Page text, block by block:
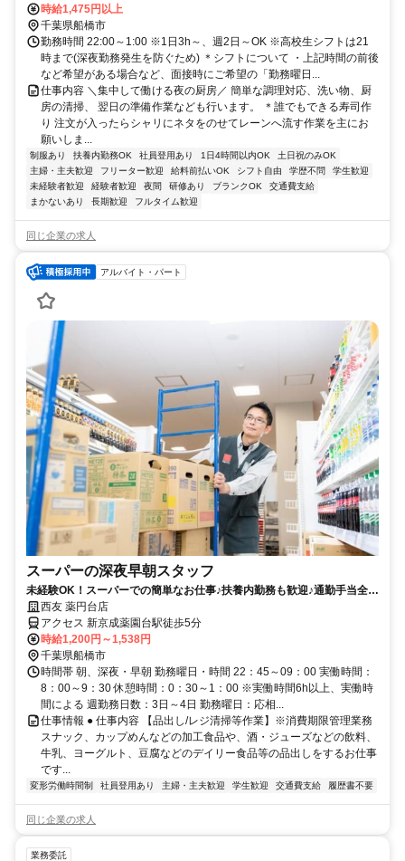
時給1,475円以上
千葉県船橋市
勤務時間 22:00～1:00 ※1日3h～、週2日～OK ※高校生シフトは21
時まで(深夜勤務発生を防ぐため) ＊シフトについて ・上記時間の前後
など希望がある場合など、面接時にご希望の「勤務曜日...
仕事内容 ＼集中して働ける夜の厨房／ 簡単な調理対応、洗い物、厨
房の清掃、 翌日の準備作業なども行います。 ＊誰でもできる寿司作
り 注文が入ったらシャリにネタをのせてレーンへ流す作業を主にお
願いしま...
制服あり 扶養内勤務OK 社員登用あり 1日4時間以内OK
土日祝のみOK
主婦・主夫歓迎
フリーター歓迎 給料前払いOK シフト自由 学歴不問
学生歓迎
未経験者歓迎
経験者歓迎 夜間 研修あり ブランクOK
交通費支給
まかないあり
長期歓迎 フルタイム歓迎
同じ企業の求人
アルバイト・パート
スーパーの深夜早朝スタッフ
未経験OK！スーパーでの簡単なお仕事♪扶養内勤務も歓迎♪通勤手当全額
支給／社員買物割引有
西友 薬円台店
アクセス 新京成薬園台駅徒歩5分
時給1,200円～1,538円
千葉県船橋市
時間帯 朝、深夜・早朝 勤務曜日・時間 22：45～09：00 実働時間：
8：00～9：30 休憩時間：0：30～1：00 ※実働時間6h以上、実働時
間による 週勤務日数：3日～4日 勤務曜日：応相...
仕事情報 ● 仕事内容 【品出し/レジ清掃等作業】※消費期限管理業務
スナック、カップめんなどの加工食品や、酒・ジューズなどの飲料、
牛乳、ヨーグルト、豆腐などのデイリー食品等の品出しをするお仕事
です...
変形労働時間制 社員登用あり 主婦・主夫歓迎 学生歓迎 交通費支給 履歴書不要
同じ企業の求人
業務委託